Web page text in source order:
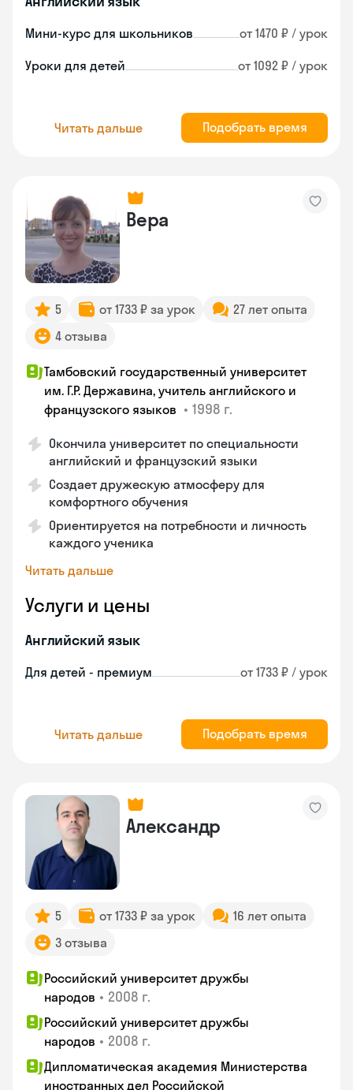
Мини-курс для школьников от 1470 ₽ / урок
Уроки для детей от 1092 ₽ / урок
Читать дальше Подобрать время
Вера
5 от 1733 ₽ за урок
27 лет опыта
4 отзыва
Тамбовский государственный университет
им. Г.Р. Державина, учитель английского и
французского языков • 1998 г.
Окончила университет по специальности
английский и французский языки
Создает дружескую атмосферу для
комфортного обучения
Ориентируется на потребности и личность
каждого ученика
Читать дальше
Услуги и цены
Английский язык
Для детей - премиум от 1733 ₽ / урок
Читать дальше Подобрать время
Александр
5 от 1733 ₽ за урок
16 лет опыта
3 отзыва
Российский университет дружбы
народов • 2008 г.
Российский университет дружбы
народов • 2008 г.
Дипломатическая академия Министерства
иностранных дел Российской